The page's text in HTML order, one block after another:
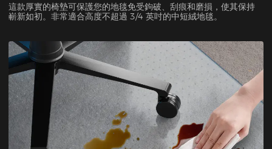
這款厚實的椅墊可保護您的地毯免受鉤破、刮痕和磨損，使其保持
嶄新如初。非常適合高度不超過 3/4 英吋的中短絨地毯。